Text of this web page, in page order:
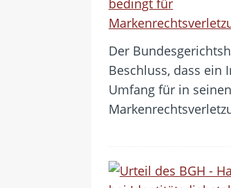
Der
Beschluss, dass ein
Umfang für in